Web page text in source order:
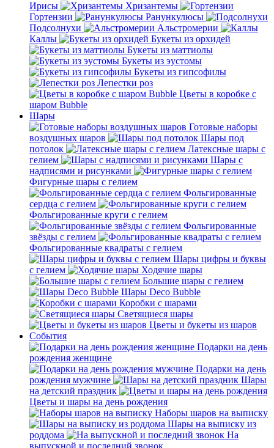
Ирисы
Хризантемы
Гортензии
Ранункулюсы
Подсолнухи
Альстромерии
Каллы
Букеты из орхидей
Букеты из маттиолы
Букеты из эустомы
Букеты из гипсофилы
Лепестки роз
Цветы в коробке с
шаром Bubble
Шары
Готовые наборы
воздушных шаров
Шары под
потолок
Латексные шары с
гелием
Шары с
надписями и рисунками
Фигурные шары с гелием
Фольгированные
сердца с гелием
Фольгированные круги с гелием
Фольгированные
звёзды с гелием
Фольгированные квадраты с гелием
Шары цифры и буквы
с гелием
Ходячие шары
Большие шары с гелием
Шары Deco Bubble
Коробки с шарами
Светящиеся шары
Цветы и букеты из шаров
События
Подарки на день
рождения женщине
Подарки на день
рождения мужчине
Шары
на детский праздник
Цветы и шары на день рождения
Наборы шаров на выписку
Шары на выписку из
роддома
На
выпускной и последний звонок